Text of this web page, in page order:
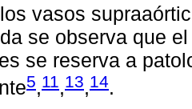
vasos
se observa que
se reserva a
5,11,13,14.